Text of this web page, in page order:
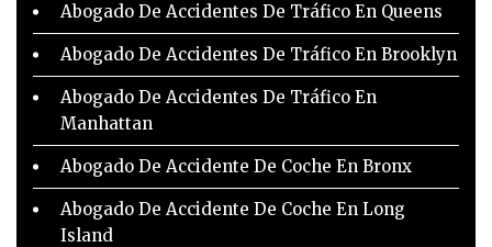
Abogado De Accidentes De Tráfico En Queens
Abogado De Accidentes De Tráfico En Brooklyn
Abogado De Accidentes De Tráfico En
Manhattan
Abogado De Accidente De Coche En Bronx
Abogado De Accidente De Coche En Long
Island